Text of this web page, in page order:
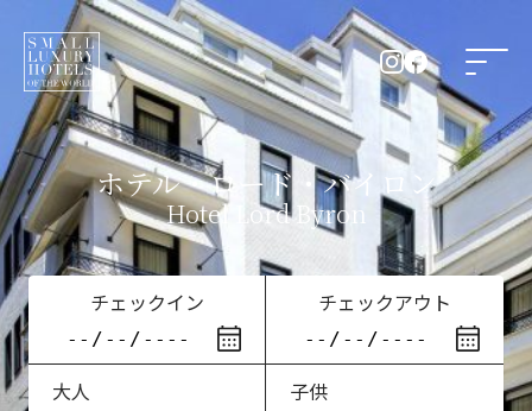
ホテル・ロード・バイロン
Hotel Lord Byron
チェックイン チェックアウト
大人
子供